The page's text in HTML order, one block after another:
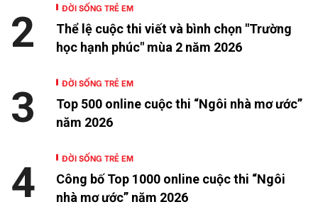
ĐỜI SỐNG TRẺ EM
Thể lệ cuộc thi viết và bình chọn "Trường
học hạnh phúc" mùa 2 năm 2026
2
ĐỜI SỐNG TRẺ EM
Top 500 online cuộc thi “Ngôi nhà mơ ước”
năm 2026
3
ĐỜI SỐNG TRẺ EM
Công bố Top 1000 online cuộc thi “Ngôi
nhà mơ ước” năm 2026
4